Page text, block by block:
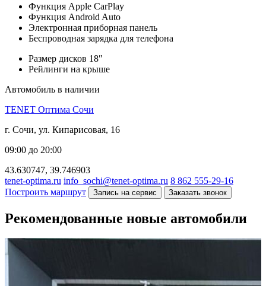
Функция Apple CarPlay
Функция Android Auto
Электронная приборная панель
Беспроводная зарядка для телефона
Размер дисков 18″
Рейлинги на крыше
Автомобиль в наличии
TENET Оптима Сочи
г. Сочи, ул. Кипарисовая, 16
09:00 до 20:00
43.630747, 39.746903
tenet-optima.ru info_sochi@tenet-optima.ru 8 862 555-29-16
Построить маршрут
Запись на сервис Заказать звонок
Рекомендованные новые автомобили